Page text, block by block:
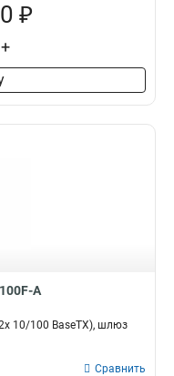
₽
+
A
10/100 BaseTX), шлюз
Сравнить